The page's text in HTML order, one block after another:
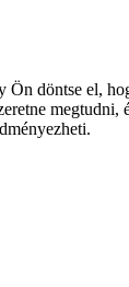
döntse el,
megtudni,